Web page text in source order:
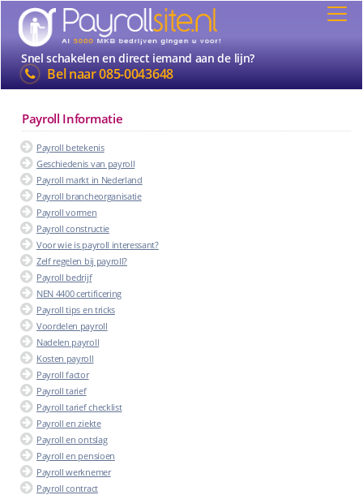
Snel schakelen en direct iemand aan de lijn?
Bel naar085-0043648
Payroll Informatie
Payroll betekenis
Geschiedenis van payroll
Payroll markt in Nederland
Payroll brancheorganisatie
Payroll vormen
Payroll constructie
Voor wie is payroll interessant?
Zelf regelen bij payroll?
Payroll bedrijf
NEN 4400 certificering
Payroll tips en tricks
Voordelen payroll
Nadelen payroll
Kosten payroll
Payroll factor
Payroll tarief
Payroll tarief checklist
Payroll en ziekte
Payroll en ontslag
Payroll en pensioen
Payroll werknemer
Payroll contract